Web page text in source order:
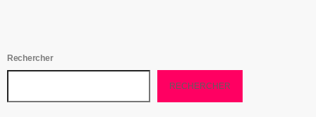
Rechercher
RECHERCHER